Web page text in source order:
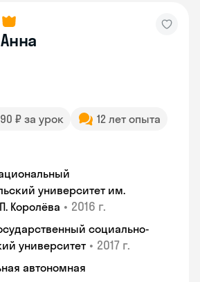
Анна
₽ за урок
12 лет опыта
университет им.
Королёва • 2016 г.
социально-
университет • 2017 г.
автономная